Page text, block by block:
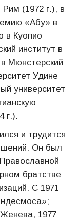
(1972 г.), в
«Абу» в
в Куопио
институт в
Мюнстерский
Удине
университет
г.).
и трудится
Он был
братстве
С 1971
1977